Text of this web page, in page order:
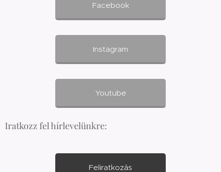
Facebook
Instagram
Youtube
Iratkozz fel hírlevelünkre:
Feliratkozás